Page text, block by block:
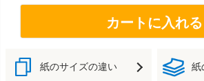
カートに入れる
紙のサイズの違い 紙